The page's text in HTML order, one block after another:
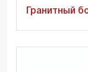
Гранитный